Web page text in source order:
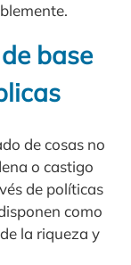
base
de cosas no
o castigo
de políticas
como
la riqueza y